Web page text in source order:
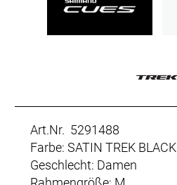
Art.Nr. 5291488
Farbe: SATIN TREK BLACK
Geschlecht: Damen